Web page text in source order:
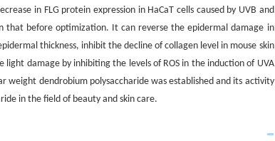
in FLG protein expression in HaCaT cells caused by UVB and
that before optimization. It can reverse the epidermal damage in
thickness, inhibit the decline of collagen level in mouse skin
damage by inhibiting the levels of ROS in the induction of UVA
weight dendrobium polysaccharide was established and its activity
in the field of beauty and skin care.